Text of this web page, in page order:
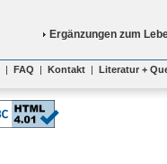
Ergänzungen zum
| FAQ | Kontakt | Literatur +